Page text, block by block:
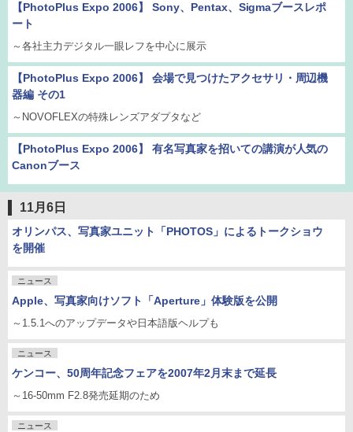
【PhotoPlus Expo 2006】 Sony、Pentax、Sigmaブースレポ
ート
～各社主力デジタル一眼レフを中心に展示
【PhotoPlus Expo 2006】 会場で見つけたアクセサリ・周辺機
器編 その1
～NOVOFLEXの特殊レンズアダプタなど
【PhotoPlus Expo 2006】 有名写真家を招いての講演が人気の
Canonブース
11月6日
オリンパス、写真家ユニット「PHOTOS」によるトークショウ
を開催
ニュース
Apple、写真家向けソフト「Aperture」体験版を公開
～1.5.1へのアップデータや日本語版ヘルプも
ニュース
ケンコー、50周年記念フェアを2007年2月末まで延長
～16-50mm F2.8発売延期のため
ニュース